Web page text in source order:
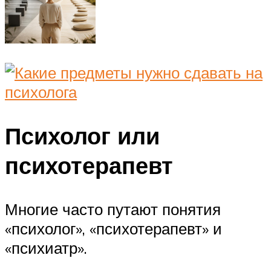
Психолог или
психотерапевт
Многие часто путают понятия
«психолог», «психотерапевт» и
«психиатр».